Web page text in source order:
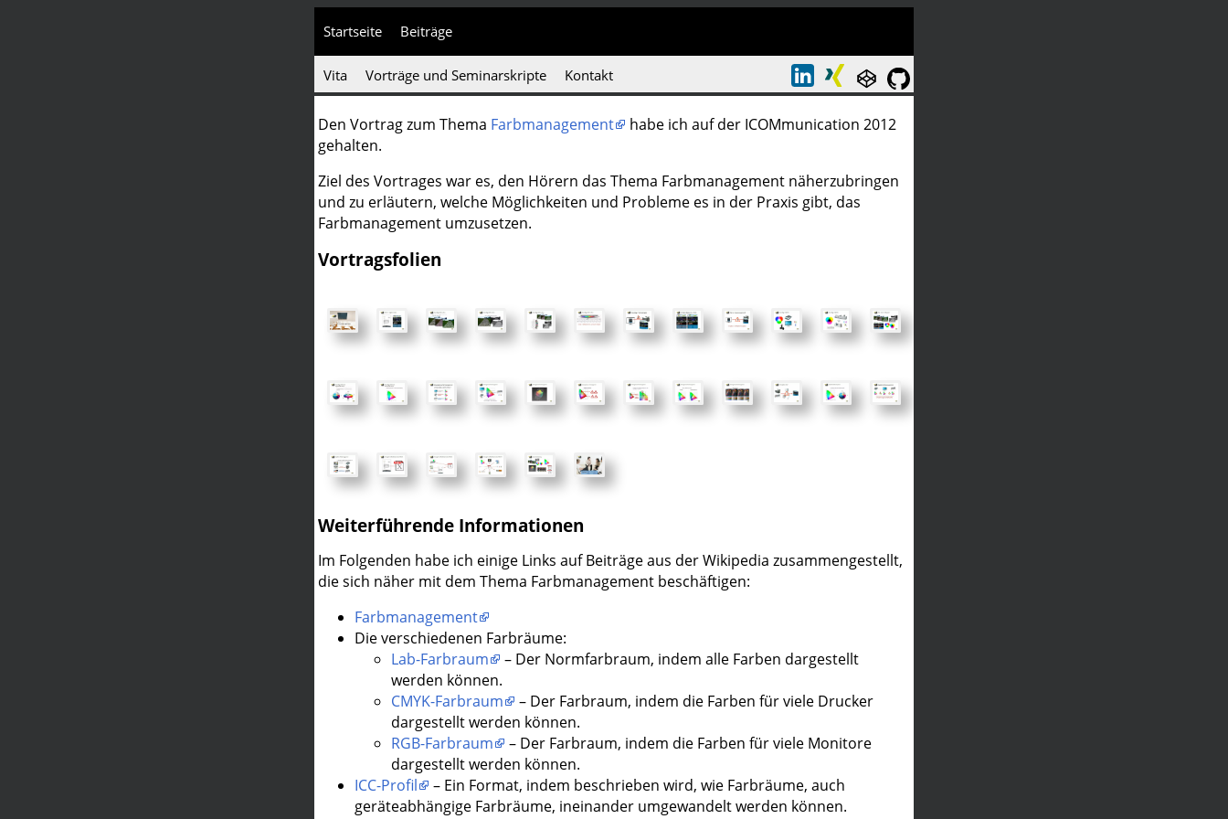
Startseite Beiträge
Vita Vorträge und Seminarskripte Kontakt
Den Vortrag zum Thema Farbmanagement
habe ich auf der ICOMmunication 2012
gehalten.
Ziel des Vortrages war es, den Hörern das Thema Farbmanagement näherzubringen
und zu erläutern, welche Möglichkeiten und Probleme es in der Praxis gibt, das
Farbmanagement umzusetzen.
Vortragsfolien
Weiterführende Informationen
Im Folgenden habe ich einige Links auf Beiträge aus der Wikipedia zusammengestellt,
die sich näher mit dem Thema Farbmanagement beschäftigen:
Farbmanagement
Die verschiedenen Farbräume:
Lab-Farbraum
– Der Normfarbraum, indem alle Farben dargestellt
werden können.
CMYK-Farbraum
– Der Farbraum, indem die Farben für viele Drucker
dargestellt werden können.
RGB-Farbraum
– Der Farbraum, indem die Farben für viele Monitore
dargestellt werden können.
ICC-Profil
– Ein Format, indem beschrieben wird, wie Farbräume, auch
geräteabhängige Farbräume, ineinander umgewandelt werden können.